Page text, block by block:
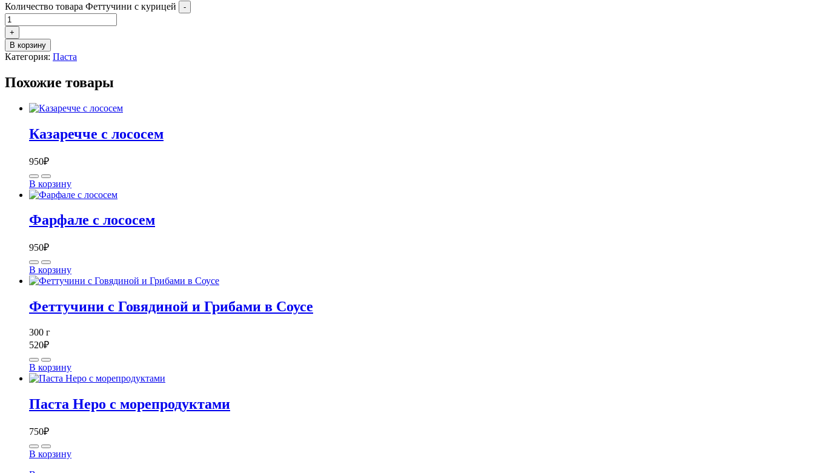
Количество товара Феттучини с курицей -
+
В корзину
Категория: Паста
Похожие товары
Казаречче с лососем
950₽
В корзину
Фарфале с лососем
950₽
В корзину
Феттучини с Говядиной и Грибами в Соусе
300 г
520₽
В корзину
Паста Неро с морепродуктами
750₽
В корзину